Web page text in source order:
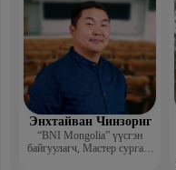
Энхтайван Чинзориг
“BNI Mongolia” үүсгэн
байгуулагч, Мастер сургагч